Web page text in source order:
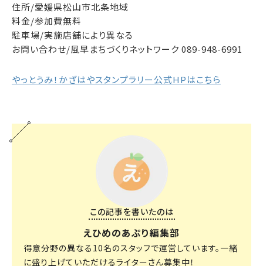
住所/愛媛県松山市北条地域
料金/参加費無料
駐車場/実施店舗により異なる
お問い合わせ/風早まちづくりネットワーク 089-948-6991
やっとうみ！かざはやスタンプラリー公式HPはこちら
この記事を書いたのは
えひめのあぷり編集部
得意分野の異なる10名のスタッフで運営しています。一緒
に盛り上げていただけるライターさん募集中！